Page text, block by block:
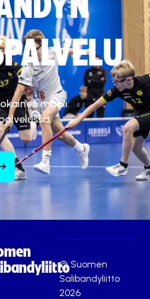
maali.
© Suomen
Salibandyliitto
2026